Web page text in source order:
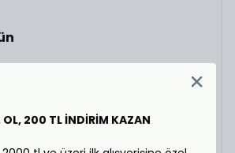
demek.
OL, 200 TL İNDİRİM KAZAN